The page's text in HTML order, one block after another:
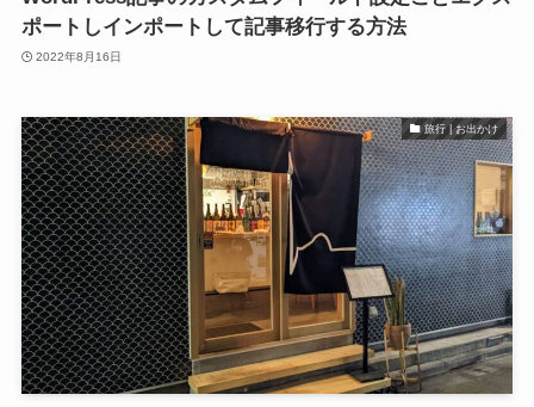
ポートしインポートして記事移行する方法
2022年8月16日
旅行 | お出かけ